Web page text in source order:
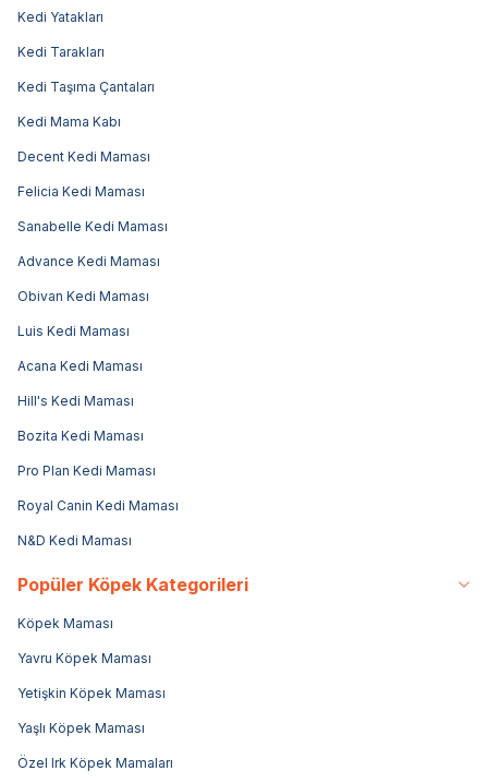
Kedi Yatakları
Kedi Tarakları
Kedi Taşıma Çantaları
Kedi Mama Kabı
Decent Kedi Maması
Felicia Kedi Maması
Sanabelle Kedi Maması
Advance Kedi Maması
Obivan Kedi Maması
Luis Kedi Maması
Acana Kedi Maması
Hill's Kedi Maması
Bozita Kedi Maması
Pro Plan Kedi Maması
Royal Canin Kedi Maması
N&D Kedi Maması
Popüler Köpek Kategorileri
Köpek Maması
Yavru Köpek Maması
Yetişkin Köpek Maması
Yaşlı Köpek Maması
Özel Irk Köpek Mamaları